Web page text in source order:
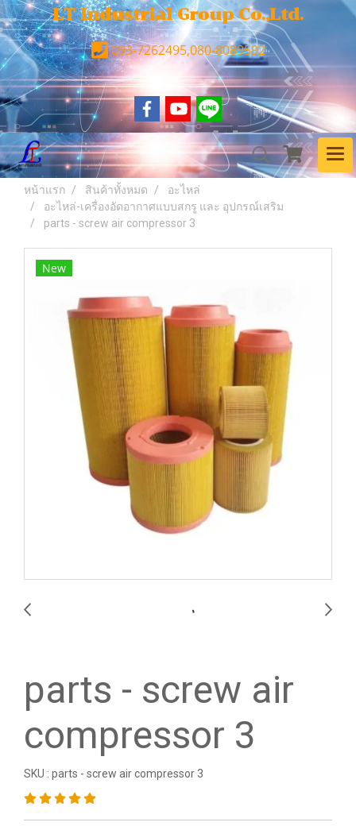
LT Industrial Group Co.,Ltd.
093-7262495,080-8089592
หน้าแรก สินค้าทั้งหมด
อะไหล่
อะไหล่-เครื่องอัดอากาศแบบสกรู และ อุปกรณ์เสริม
parts - screw air compressor 3
New
parts - screw air
compressor 3
SKU : parts - screw air compressor 3